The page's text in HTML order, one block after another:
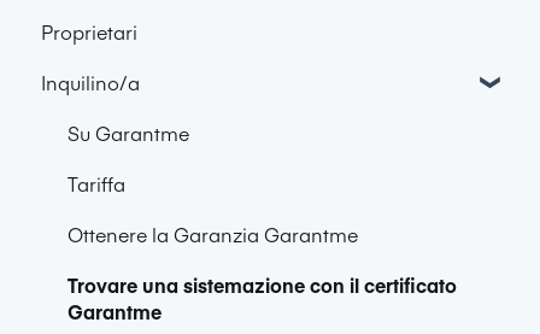
Proprietari
Inquilino/a
Su Garantme
Tariffa
Ottenere la Garanzia Garantme
Trovare una sistemazione con il certificato
Garantme